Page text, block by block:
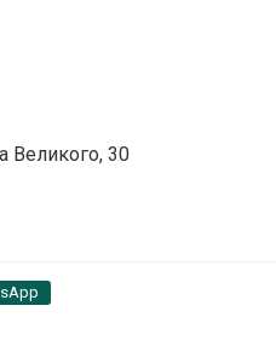
Великого, 30